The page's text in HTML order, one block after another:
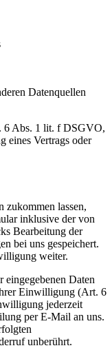
Datenquellen
6 Abs. 1 lit. f DSGVO,
eines Vertrags oder
zukommen lassen,
inklusive der von
Bearbeitung der
bei uns gespeichert.
weiter.
Daten
Einwilligung (Art. 6
jederzeit
per E-Mail an uns.
unberührt.